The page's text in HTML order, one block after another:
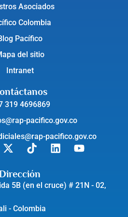
Asociados
Colombia
Pacífico
del sitio
Intranet
319 4696869
pacifico.gov.co
pacifico.gov.co
5B (en el cruce) # 21N - 02,
- Colombia